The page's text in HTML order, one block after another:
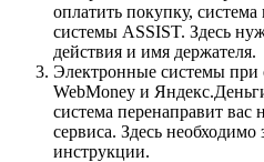
оплатить покупку,
системы ASSIST. Здесь
действия и имя держателя.
Электронные системы при
WebMoney и
система перенаправит вас
сервиса. Здесь
инструкции.